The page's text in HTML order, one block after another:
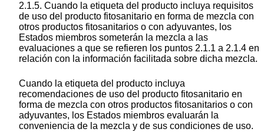
2.1.5. Cuando la etiqueta del producto incluya requisitos
de uso del producto fitosanitario en forma de mezcla con
otros productos fitosanitarios o con adyuvantes, los
Estados miembros someterán la mezcla a las
evaluaciones a que se refieren los puntos 2.1.1 a 2.1.4 en
relación con la información facilitada sobre dicha mezcla.
Cuando la etiqueta del producto incluya
recomendaciones de uso del producto fitosanitario en
forma de mezcla con otros productos fitosanitarios o con
adyuvantes, los Estados miembros evaluarán la
conveniencia de la mezcla y de sus condiciones de uso.